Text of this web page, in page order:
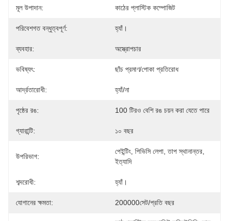
মূল উপাদান: কাঠের প্লাস্টিক কম্পোজিট
পরিবেশগত বন্ধুত্বপূর্ণ: হ্যাঁ।
ব্যবহার: অস্ত্রোপচার
ভবিষ্যৎ: ছাঁচ প্রমাণ/পোকা প্রতিরোধ
আর্দ্রতারোধী: হ্যাঁ/না
পৃষ্ঠের রঙ: 100 টিরও বেশি রঙ চয়ন করা যেতে পারে
গ্যারান্টি: ১০ বছর
উপরিভাগ:
পেইন্টিং, পিভিসি লেপা, তাপ স্থানান্তর,
ইত্যাদি
শব্দরোধী: হ্যাঁ।
যোগানের ক্ষমতা: 200000সেট/প্রতি বছর